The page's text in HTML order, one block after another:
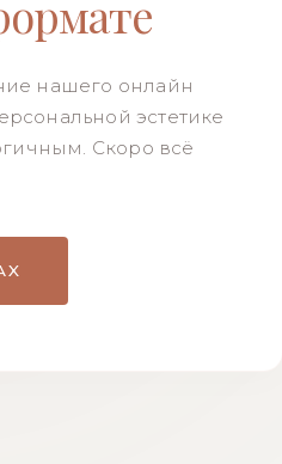
нашего онлайн
эстетике
Скоро всё